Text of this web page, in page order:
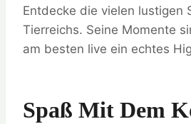
Entdecke die vielen lustigen
Tierreichs. Seine Momente
am besten live ein echtes
Spaß Mit Dem